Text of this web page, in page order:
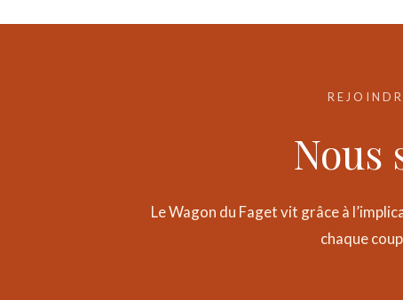
Nous
Le Wagon du Faget vit grâce à
chaque